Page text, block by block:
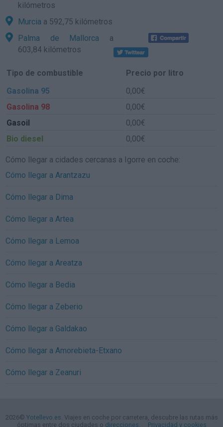
kilómetros
Murcia a 592,75 kilómetros
Palma de Mallorca a
603,84 kilómetros
Tipo de combustible
Precio por litro
Gasolina 95
0,00€
Gasolina 98
0,00€
Gasoil
0,00€
Bio diesel
0,00€
Cómo llegar a cidades cercanas a Igorre en coche:
Cómo llegar a Arantzazu
Cómo llegar a Dima
Cómo llegar a Artea
Cómo llegar a Lemoa
Cómo llegar a Areatza
Cómo llegar a Bedia
Cómo llegar a Zeberio
Cómo llegar a Galdakao
Cómo llegar a Amorebieta-Etxano
Cómo llegar a Zeanuri
2026© Yotellevo.es. Viajes en coche por carretera, descubre las rutas más
óptimas entre dos ciudades o direcciones. Privacidad y cookies